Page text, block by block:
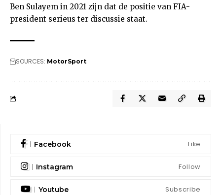
Ben Sulayem in 2021 zijn dat de positie van FIA-
president serieus ter discussie staat.
SOURCES: MotorSport
Facebook Like
Instagram Follow
Youtube Subscribe